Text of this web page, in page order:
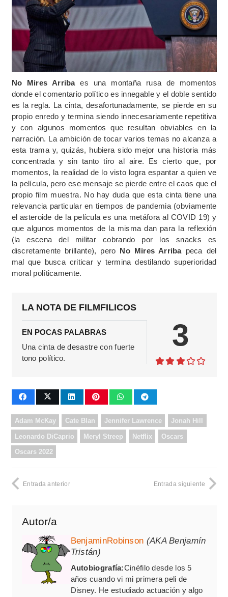
No Mires Arribaes una montaña rusa de momentos
donde el comentario político es innegable y el doble sentido
es la regla. La cinta, desafortunadamente, se pierde en su
propio enredo y termina siendo innecesariamente repetitiva
y con algunos momentos que resultan obviables en la
narración. La ambición de tocar varios temas no alcanza a
esta trama y, quizás, hubiera sido mejor una historia más
concentrada y sin tanto tiro al aire. Es cierto que, por
momentos, la realidad de lo visto logra espantar a quien ve
la película, pero ese mensaje se pierde entre el caos que el
propio film muestra. No hay duda que esta cinta tiene una
relevancia particular en tiempos de pandemia (obviamente
el asteroide de la película es una metáfora al COVID 19) y
que algunos momentos de la misma dan para la reflexión
(la escena del militar cobrando por los snacks es
discretamente brillante), pero No Mires Arribapeca del
mal que busca criticar y termina destilando superioridad
moral políticamente.
LA NOTA DE FILMFILICOS
EN POCAS PALABRAS
Una cinta de desastre con fuerte
tono político.
3
Adam McKay Cate Blan Jennifer Lawrence Jonah Hill
Leonardo DiCaprio Meryl Streep Netflix Oscars
Oscars 2022
Entrada anterior Entrada siguiente
Autor/a
BenjaminRobinson (AKA Benjamín
Tristán)
Autobiografía:Cinéfilo desde los 5
años cuando vi mi primera peli de
Disney. He estudiado actuación y algo